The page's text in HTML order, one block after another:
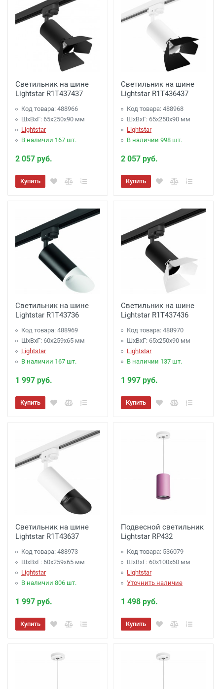
Светильник на шине
Lightstar R1T437437
Код товара: 488966
ШхВхГ: 65x250x90 мм
Lightstar
В наличии 167 шт.
2 057 руб.
Купить
Светильник на шине
Lightstar R1T436437
Код товара: 488968
ШхВхГ: 65x250x90 мм
Lightstar
В наличии 998 шт.
2 057 руб.
Купить
Светильник на шине
Lightstar R1T43736
Код товара: 488969
ШхВхГ: 60x259x65 мм
Lightstar
В наличии 167 шт.
1 997 руб.
Купить
Светильник на шине
Lightstar R1T437436
Код товара: 488970
ШхВхГ: 65x250x90 мм
Lightstar
В наличии 137 шт.
1 997 руб.
Купить
Светильник на шине
Lightstar R1T43637
Код товара: 488973
ШхВхГ: 60x259x65 мм
Lightstar
В наличии 806 шт.
1 997 руб.
Купить
Подвесной светильник
Lightstar RP432
Код товара: 536079
ШхВхГ: 60x100x60 мм
Lightstar
Уточнить наличие
1 498 руб.
Купить